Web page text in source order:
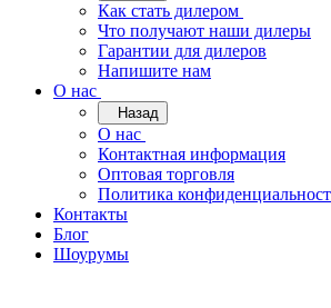
Как стать дилером
Что получают наши дилеры
Гарантии для дилеров
Напишите нам
О нас
Назад
О нас
Контактная информация
Оптовая торговля
Политика
Контакты
Блог
Шоурумы